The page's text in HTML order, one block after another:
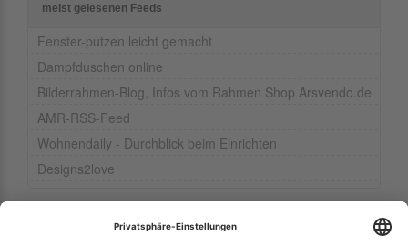
meist gelesenen Feeds
Fenster-putzen leicht gemacht
Dampfduschen online
Bilderrahmen-Blog, Infos vom Rahmen Shop Arsvendo.de
AMR-RSS-Feed
Wohnendaily - Durchblick beim Einrichten
Designs2love